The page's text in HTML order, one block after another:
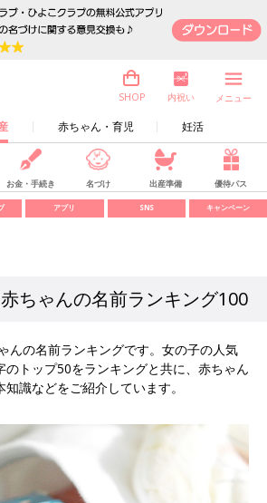
赤ちゃん・育児 妊活
SHOP 内祝い メニュー
お金・手続き 名づけ 出産準備 優待パス
アプリ SNS キャンペーン
ちゃんの名前ランキング100
んの名前ランキングです。女の子の人気
のトップ50をランキングと共に、赤ちゃん
識などをご紹介しています。